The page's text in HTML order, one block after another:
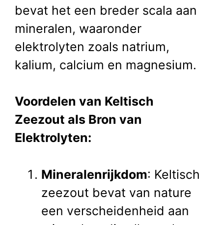
bevat het een breder scala aan
mineralen, waaronder
elektrolyten zoals natrium,
kalium, calcium en magnesium.
Voordelen van Keltisch
Zeezout als Bron van
Elektrolyten:
Mineralenrijkdom: Keltisch
zeezout bevat van nature
een verscheidenheid aan